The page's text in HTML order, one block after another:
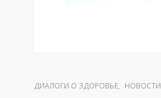
ДИАЛОГИ О ЗДОРОВЬЕ, НОВОСТИ